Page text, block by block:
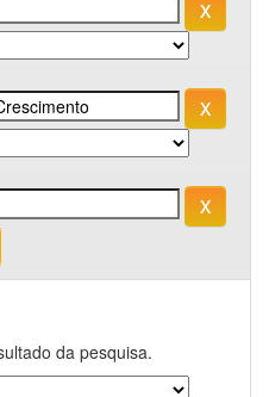
da pesquisa.